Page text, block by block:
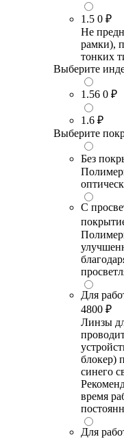
1.5 0 ₽
Не
рамки),
тонких
Выберите
1.56 0 ₽
1.6 ₽
Выберите
Без
С
Для
4800 ₽
Линзы
блокер)
синего
время
Для